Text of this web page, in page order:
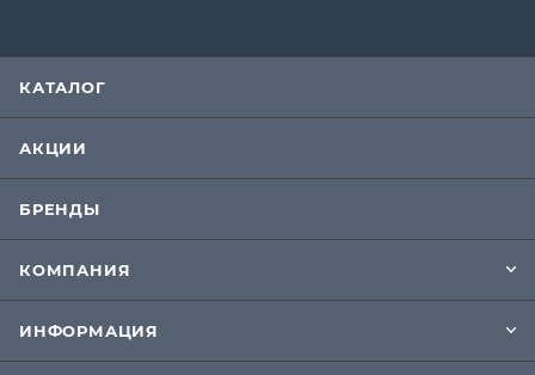
КАТАЛОГ
АКЦИИ
БРЕНДЫ
КОМПАНИЯ
ИНФОРМАЦИЯ